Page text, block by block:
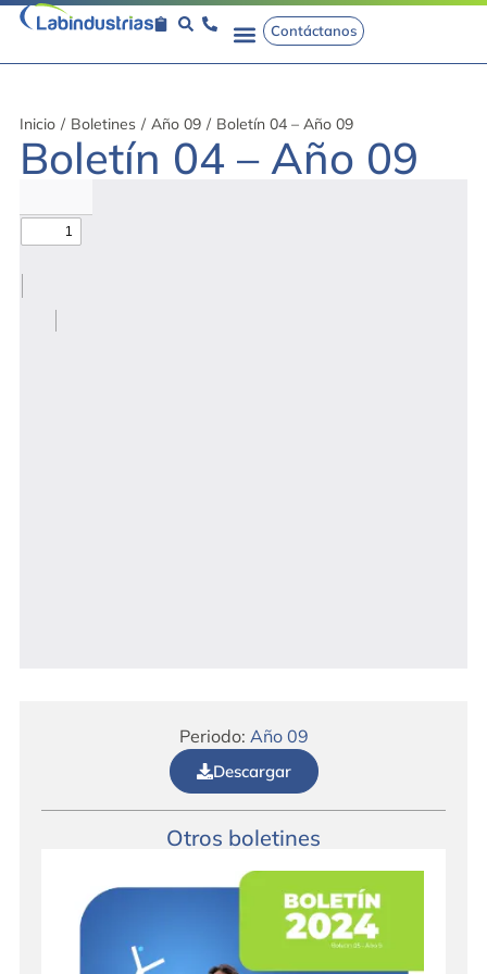
Contáctanos
Inicio / Boletines / Año 09 / Boletín 04 – Año 09
Boletín 04 – Año 09
Periodo: Año 09
Descargar
Otros boletines